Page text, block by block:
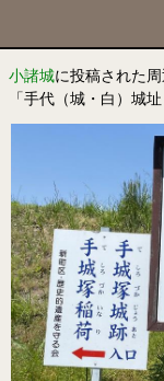
小諸城に投稿された
「手代（城・白）城